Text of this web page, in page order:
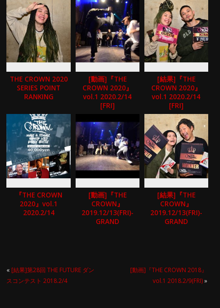
THE CROWN 2020
SERIES POINT
RANKING
[動画]『THE
CROWN 2020』
vol.1 2020.2/14
[FRI]
[結果]『THE
CROWN 2020』
vol.1 2020.2/14
[FRI]
『THE CROWN
2020』vol.1
2020.2/14
[動画]『THE
CROWN』
2019.12/13(FRI)-
GRAND
[結果]『THE
CROWN』
2019.12/13(FRI)-
GRAND
« [結果]第28回 THE FUTURE ダン
スコンテスト 2018.2/4
[動画]『THE CROWN 2018』
vol.1 2018.2/9(FRI)»